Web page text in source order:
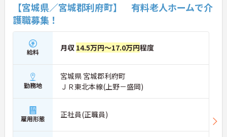
【宮城県／宮城郡利府町】 有料老人ホームで介
護職募集！
給料 月収 14.5万円～17.0万円程度
勤務地
宮城県 宮城郡利府町
ＪＲ東北本線(上野－盛岡)
雇用形態 正社員(正職員)